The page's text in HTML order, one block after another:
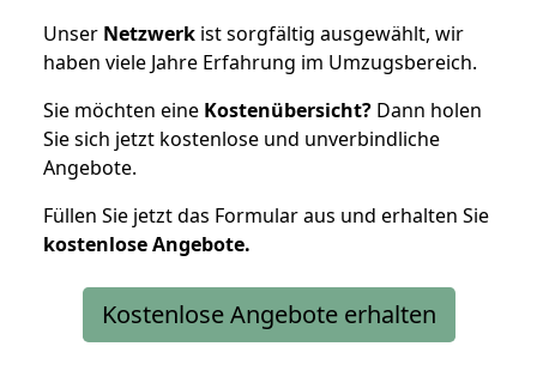
Unser Netzwerk ist sorgfältig ausgewählt, wir
haben viele Jahre Erfahrung im Umzugsbereich.
Sie möchten eine Kostenübersicht? Dann holen
Sie sich jetzt kostenlose und unverbindliche
Angebote.
Füllen Sie jetzt das Formular aus und erhalten Sie
kostenloseAngebote.
Kostenlose Angebote erhalten